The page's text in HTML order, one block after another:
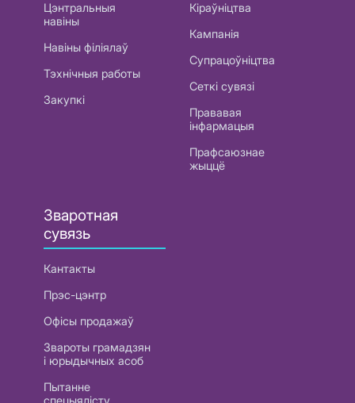
Цэнтральныя
навіны
Навіны філіялаў
Тэхнічныя работы
Закупкі
Кіраўніцтва
Кампанія
Супрацоўніцтва
Сеткі сувязі
Прававая
інфармацыя
Прафсаюзнае
жыццё
Зваротная
сувязь
Кантакты
Прэс-цэнтр
Офісы продажаў
Звароты грамадзян
і юрыдычных асоб
Пытанне